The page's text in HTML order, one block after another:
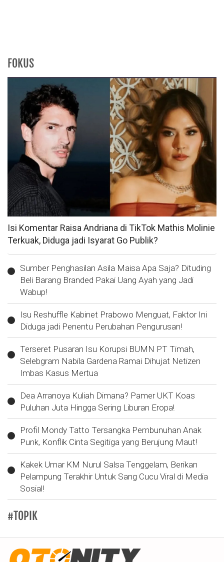
FOKUS
Isi Komentar Raisa Andriana di TikTok Mathis Molinie
Terkuak, Diduga jadi Isyarat Go Publik?
Sumber Penghasilan Asila Maisa Apa Saja? Dituding
Beli Barang Branded Pakai Uang Ayah yang Jadi
Wabup!
Isu Reshuffle Kabinet Prabowo Menguat, Faktor Ini
Diduga jadi Penentu Perubahan Pengurusan!
Terseret Pusaran Isu Korupsi BUMN PT Timah,
Selebgram Nabila Gardena Ramai Dihujat Netizen
Imbas Kasus Mertua
Dea Arranoya Kuliah Dimana? Pamer UKT Koas
Puluhan Juta Hingga Sering Liburan Eropa!
Profil Mondy Tatto Tersangka Pembunuhan Anak
Punk, Konflik Cinta Segitiga yang Berujung Maut!
Kakek Umar KM Nurul Salsa Tenggelam, Berikan
Pelampung Terakhir Untuk Sang Cucu Viral di Media
Sosial!
#TOPIK